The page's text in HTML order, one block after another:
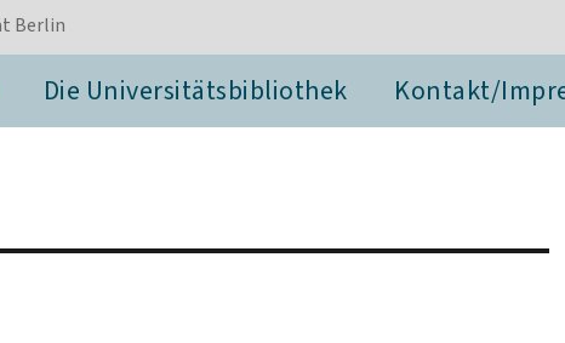
Berlin
Die Universitätsbibliothek Kontakt/